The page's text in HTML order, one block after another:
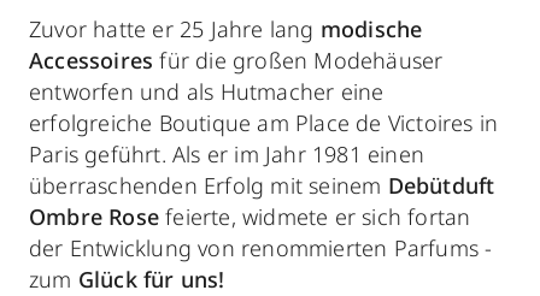
Zuvor hatte er 25 Jahre lang modische
Accessoires für die großen Modehäuser
entworfen und als Hutmacher eine
erfolgreiche Boutique am Place de Victoires in
Paris geführt. Als er im Jahr 1981 einen
überraschenden Erfolg mit seinem Debütduft
Ombre Rose feierte, widmete er sich fortan
der Entwicklung von renommierten Parfums -
zum Glück für uns!